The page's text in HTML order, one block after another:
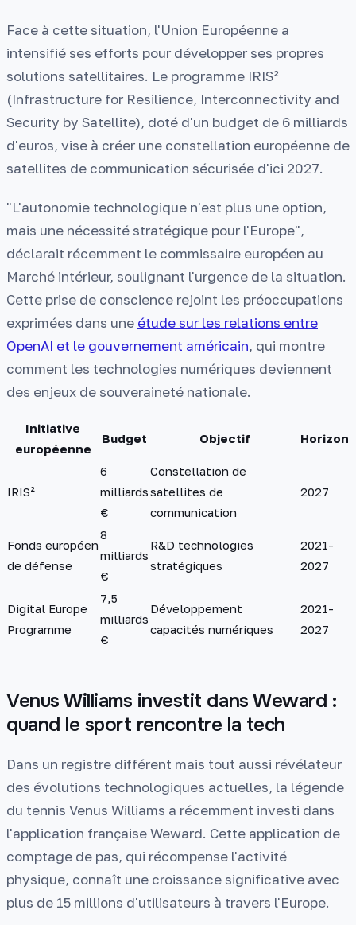
Face à cette situation, l'Union Européenne a
intensifié ses efforts pour développer ses propres
solutions satellitaires. Le programme IRIS²
(Infrastructure for Resilience, Interconnectivity and
Security by Satellite), doté d'un budget de 6 milliards
d'euros, vise à créer une constellation européenne de
satellites de communication sécurisée d'ici 2027.
"L'autonomie technologique n'est plus une option,
mais une nécessité stratégique pour l'Europe",
déclarait récemment le commissaire européen au
Marché intérieur, soulignant l'urgence de la situation.
Cette prise de conscience rejoint les préoccupations
exprimées dans une étude sur les relations entre
OpenAI et le gouvernement américain, qui montre
comment les technologies numériques deviennent
des enjeux de souveraineté nationale.
Initiative
européenne
Budget Objectif Horizon
IRIS²
6
milliards
€
Constellation de
satellites de
communication
2027
Fonds européen
de défense
8
milliards
€
R&D technologies
stratégiques
2021-
2027
Digital Europe
Programme
7,5
milliards
€
Développement
capacités numériques
2021-
2027
Venus Williams investit dans Weward :
quand le sport rencontre la tech
Dans un registre différent mais tout aussi révélateur
des évolutions technologiques actuelles, la légende
du tennis Venus Williams a récemment investi dans
l'application française Weward. Cette application de
comptage de pas, qui récompense l'activité
physique, connaît une croissance significative avec
plus de 15 millions d'utilisateurs à travers l'Europe.